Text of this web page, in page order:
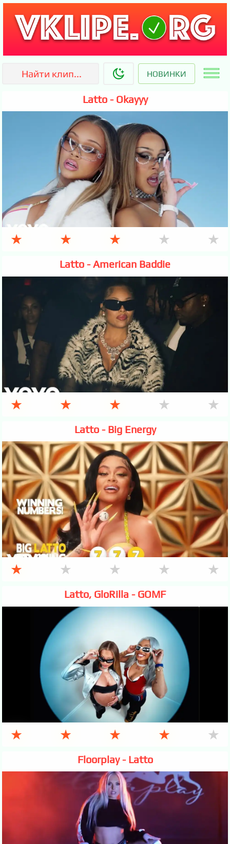
НОВИНКИ
Latto - Okayyy
★ ★ ★ ★ ★
Latto - American Baddie
★ ★ ★ ★ ★
Latto - Big Energy
★ ★ ★ ★ ★
Latto, GloRilla - GOMF
★ ★ ★ ★ ★
Floorplay - Latto